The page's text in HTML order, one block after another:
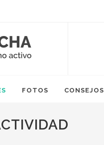
FOTOS CONSEJOS